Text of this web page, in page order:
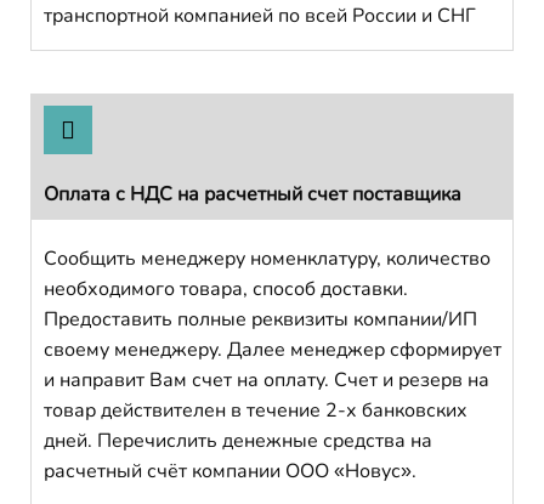
транспортной компанией по всей России и СНГ
Оплата с НДС на расчетный счет поставщика
Сообщить менеджеру номенклатуру, количество
необходимого товара, способ доставки.
Предоставить полные реквизиты компании/ИП
своему менеджеру. Далее менеджер сформирует
и направит Вам счет на оплату. Счет и резерв на
товар действителен в течение 2-х банковских
дней. Перечислить денежные средства на
расчетный счёт компании ООО «Новус».